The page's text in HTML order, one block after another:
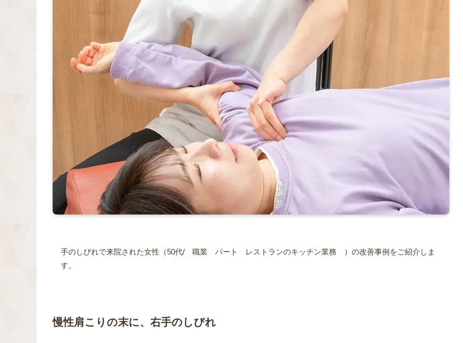
手のしびれで来院された女性（50代/ 職業 パート レストランのキッチン業務 ）の改善事例をご紹介しま
す。
慢性肩こりの末に、右手のしびれ